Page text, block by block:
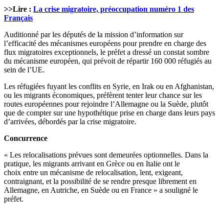
>>Lire : La crise migratoire, préoccupation numéro 1 des
Français
Auditionné par les députés de la mission d’information sur
l’efficacité des mécanismes européens pour prendre en charge des
flux migratoires exceptionnels, le préfet a dressé un constat sombre
du mécanisme européen, qui prévoit de répartir 160 000 réfugiés au
sein de l’UE.
Les réfugiées fuyant les conflits en Syrie, en Irak ou en Afghanistan,
ou les migrants économiques, préfèrent tenter leur chance sur les
routes européennes pour rejoindre l’Allemagne ou la Suède, plutôt
que de compter sur une hypothétique prise en charge dans leurs pays
d’arrivées, débordés par la crise migratoire.
Concurrence
« Les relocalisations prévues sont demeurées optionnelles. Dans la
pratique, les migrants arrivant en Grèce ou en Italie ont le
choix entre un mécanisme de relocalisation, lent, exigeant,
contraignant, et la possibilité de se rendre presque librement en
Allemagne, en Autriche, en Suède ou en France » a souligné le
préfet.